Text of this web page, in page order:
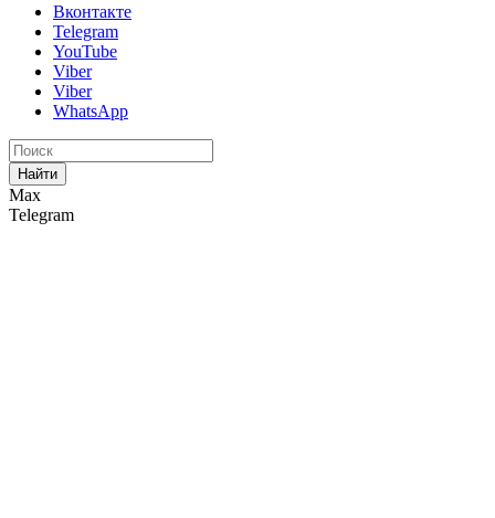
Вконтакте
Telegram
YouTube
Viber
Viber
WhatsApp
Найти
Max
Telegram